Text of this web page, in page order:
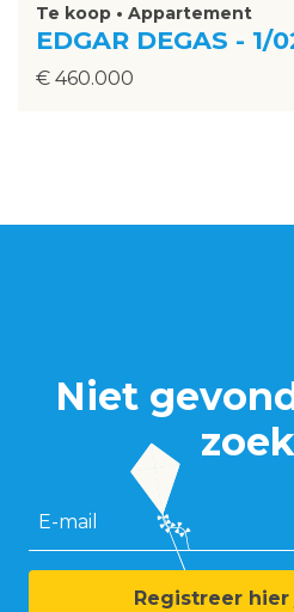
Te koop • Appartement
EDGAR DEGAS - 1/
€ 460.000
Niet
E-mail
Registreer